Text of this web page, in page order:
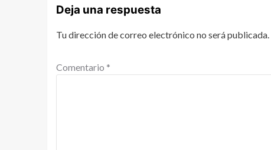
Deja una respuesta
Tu dirección de correo electrónico no será publicada.
Comentario *